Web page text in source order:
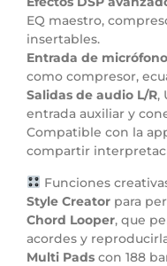
EQ maestro,
insertables.
Entrada de micrófono
como compresor,
Salidas de audio L/R,
entrada auxiliar y
Compatible con la
compartir
Funciones
Style Creator para
Chord Looper, que
acordes y
Multi Pads con 188